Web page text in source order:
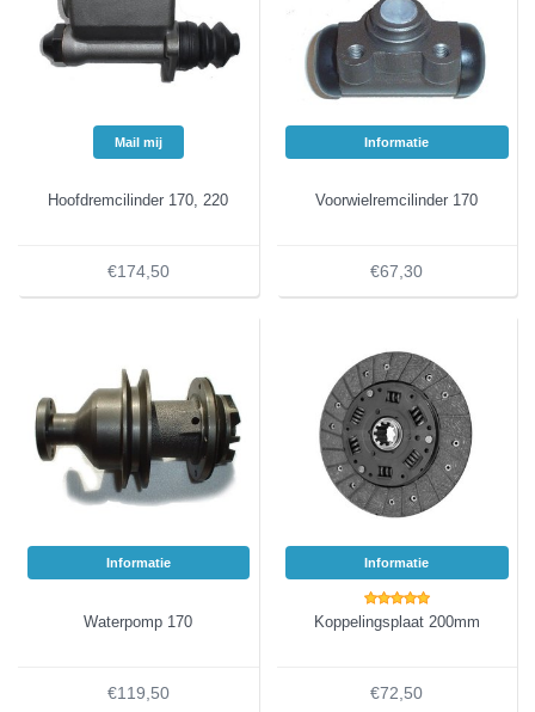
Mail mij
Hoofdremcilinder 170, 220
€174,50
Informatie
Voorwielremcilinder 170
€67,30
Informatie
Waterpomp 170
€119,50
Informatie
Koppelingsplaat 200mm
€72,50